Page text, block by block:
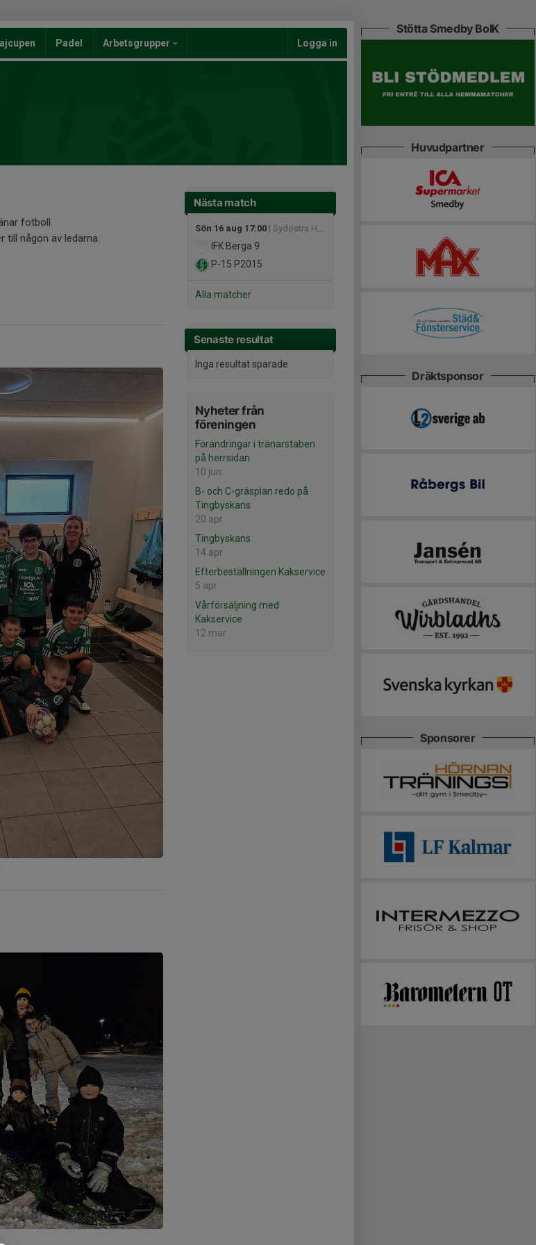
Padel Arbetsgrupper Logga in
Nästa match
Sön 16 aug 17:00 | Sydöstra Höst (3, pojk)
IFK Berga 9
P-15 P2015
Alla matcher
Senaste resultat
Inga resultat sparade
Nyheter från
föreningen
Förändringar i tränarstaben
på herrsidan
10 jun
B- och C-gräsplan redo på
Tingbyskans
20 apr
Tingbyskans
14 apr
Efterbeställningen Kakservice
5 apr
Vårförsäljning med
Kakservice
12 mar
fotboll.
till någon av ledarna.
Stötta Smedby BoIK
Huvudpartner
Dräktsponsor
Sponsorer